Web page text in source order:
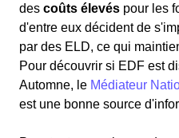
des coûts élevés pour les
d'entre eux décident de
par des ELD, ce qui
Pour découvrir si EDF est
Automne, le Médiateur
est une bonne source